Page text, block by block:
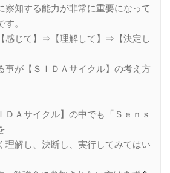
察知する能力が非常に重要になって
。
感じて】⇒【理解して】⇒【決定し
事が【ＳＩＤＡサイクル】の考え方
ＤＡサイクル】の中でも「Ｓｅｎｓ
理解し、決断し、実行してみてはい